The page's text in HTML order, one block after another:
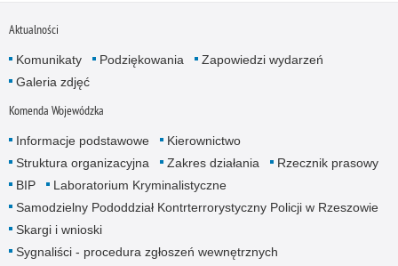
Aktualności
Komunikaty Podziękowania
Zapowiedzi wydarzeń
Galeria zdjęć
Komenda Wojewódzka
Informacje podstawowe
Kierownictwo
Struktura organizacyjna
Zakres działania
Rzecznik prasowy
BIP
Laboratorium Kryminalistyczne
Samodzielny Pododdział Kontrterrorystyczny Policji w Rzeszowie
Skargi i wnioski
Sygnaliści - procedura zgłoszeń wewnętrznych